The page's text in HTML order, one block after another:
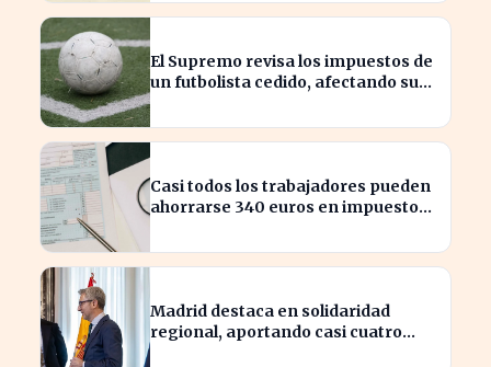
El Supremo revisa los impuestos de
un futbolista cedido, afectando su
Casi todos los trabajadores pueden
ahorrarse 340 euros en impuestos,
Madrid destaca en solidaridad
regional, aportando casi cuatro